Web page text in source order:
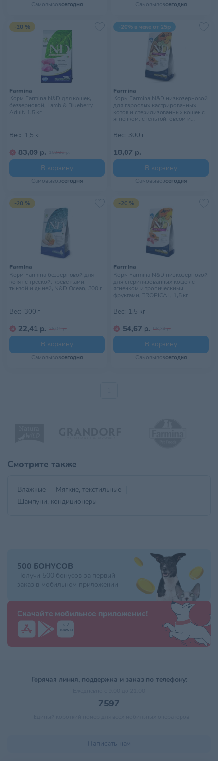
Самовывозсегодня Самовывозсегодня
-20 %
Farmina
Корм Farmina N&D для кошек,
беззерновой, Lamb & Blueberry
Adult, 1,5 кг
Вес: 1,5 кг
83,09 р. 103,86 р.
В корзину
Самовывозсегодня
-20% в чеке от 25р
Farmina
Корм Farmina N&D низкозерновой
для взрослых кастрированных
котов и стерилизованных кошек с
ягненком, спельтой, овсом и
TROPICAL, 300 г
Вес: 300 г
18,07 р.
В корзину
Самовывозсегодня
-20 %
Farmina
Корм Farmina беззерновой для
котят с треской, креветками,
тыквой и дыней, N&D Ocean, 300 г
Вес: 300 г
22,41 р. 28,01 р.
В корзину
Самовывозсегодня
-20 %
Farmina
Корм Farmina N&D низкозерновой
для стерилизованных кошек с
ягненком и тропическими
фруктами, TROPICAL, 1,5 кг
Вес: 1,5 кг
54,67 р. 68,34 р.
В корзину
Самовывозсегодня
Смотрите также
Влажные
Мягкие, текстильные
Шампуни, кондиционеры
500 БОНУСОВ
Получи 500 бонусов за первый
заказ в мобильном приложении
Скачайте мобильное приложение!
Горячая линия, поддержка и заказ по телефону:
7597
Написать нам